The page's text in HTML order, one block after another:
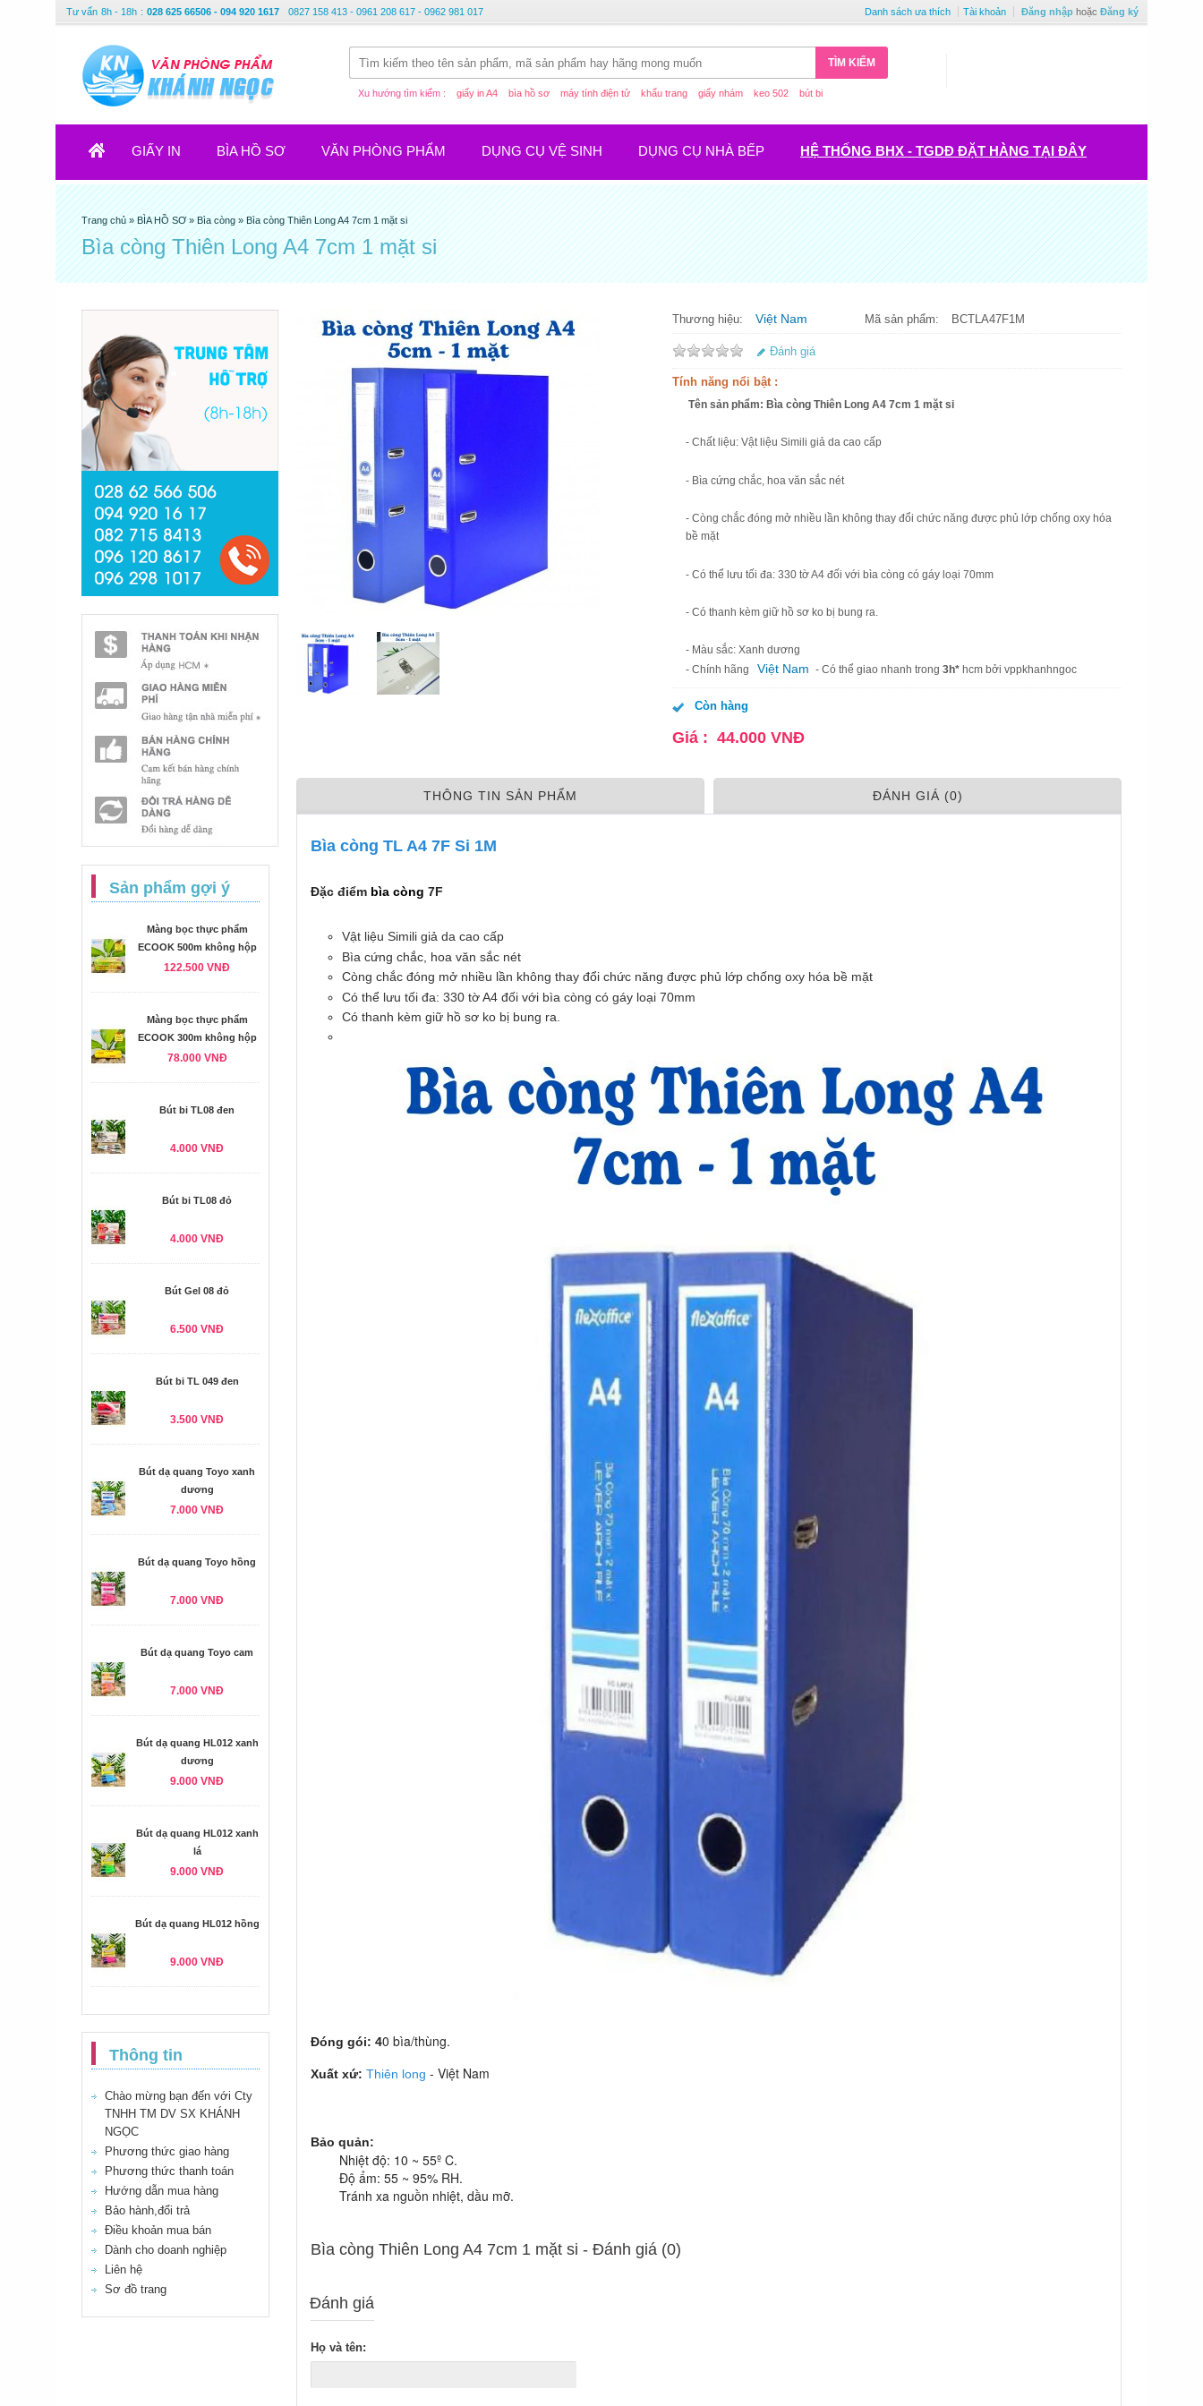
Tư vấn 8h - 18h : 028 625 66506 - 094 920 1617 0827 158 413 - 0961 208 617 - 0962 981 017 Danh sách ưa thích Tài khoản Đăng nhập hoặc Đăng ký
TÌM KIẾM
Xu hướng tìm kiếm : giấy in A4 bìa hồ sơ máy tính điện tử khẩu trang giấy nhám keo 502 bút bi
GIẤY IN BÌA HỒ SƠ VĂN PHÒNG PHẨM DỤNG CỤ VỆ SINH DỤNG CỤ NHÀ BẾP HỆ THỐNG BHX - TGDĐ ĐẶT HÀNG TẠI ĐÂY
Trang chủ»BÌA HỒ SƠ »Bìa còng »Bìa còng Thiên Long A4 7cm 1 mặt si
Bìa còng Thiên Long A4 7cm 1 mặt si
Sản phẩm gợi ý
Màng bọc thực phẩm
ECOOK 500m không hộp
122.500 VNĐ
Màng bọc thực phẩm
ECOOK 300m không hộp
78.000 VNĐ
Bút bi TL08 đen
4.000 VNĐ
Bút bi TL08 đỏ
4.000 VNĐ
Bút Gel 08 đỏ
6.500 VNĐ
Bút bi TL 049 đen
3.500 VNĐ
Bút dạ quang Toyo xanh
dương
7.000 VNĐ
Bút dạ quang Toyo hồng
7.000 VNĐ
Bút dạ quang Toyo cam
7.000 VNĐ
Bút dạ quang HL012 xanh
dương
9.000 VNĐ
Bút dạ quang HL012 xanh
lá
9.000 VNĐ
Bút dạ quang HL012 hồng
9.000 VNĐ
Thông tin
Chào mừng bạn đến với Cty
TNHH TM DV SX KHÁNH
NGỌC
Phương thức giao hàng
Phương thức thanh toán
Hướng dẫn mua hàng
Bảo hành,đổi trả
Điều khoản mua bán
Dành cho doanh nghiệp
Liên hệ
Sơ đồ trang
Thương hiệu: Việt Nam Mã sản phẩm: BCTLA47F1M
Đánh giá
Tính năng nổi bật :
Tên sản phẩm: Bìa còng Thiên Long A4 7cm 1 mặt si
- Chất liệu: Vật liệu Simili giả da cao cấp
- Bìa cứng chắc, hoa văn sắc nét
- Còng chắc đóng mở nhiều lần không thay đổi chức năng được phủ lớp chống oxy hóa
bề mặt
- Có thể lưu tối đa: 330 tờ A4 đối với bìa còng có gáy loại 70mm
- Có thanh kèm giữ hồ sơ ko bị bung ra.
- Màu sắc: Xanh dương
- Chính hãng
Việt Nam - Có thể giao nhanh trong 3h* hcm bởi vppkhanhngoc
Còn hàng
Giá : 44.000 VNĐ
THÔNG TIN SẢN PHẨM ÐÁNH GIÁ (0)
Bìa còng TL A4 7F Si 1M
Đặc điểm bìa còng 7F
Vật liệu Simili giả da cao cấp
Bìa cứng chắc, hoa văn sắc nét
Còng chắc đóng mở nhiều lần không thay đổi chức năng được phủ lớp chống oxy hóa bề mặt
Có thể lưu tối đa: 330 tờ A4 đối với bìa còng có gáy loại 70mm
Có thanh kèm giữ hồ sơ ko bị bung ra.
Đóng gói: 40 bìa/thùng.
Xuất xứ: Thiên long - Việt Nam
Bảo quản:
Nhiệt độ: 10 ~ 55º C.
Độ ẩm: 55 ~ 95% RH.
Tránh xa nguồn nhiệt, dầu mỡ.
Bìa còng Thiên Long A4 7cm 1 mặt si - Ðánh giá (0)
Đánh giá
Họ và tên: